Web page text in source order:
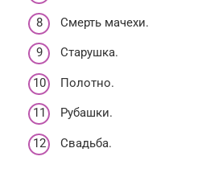
Смерть мачехи.
Старушка.
Полотно.
Рубашки.
Свадьба.